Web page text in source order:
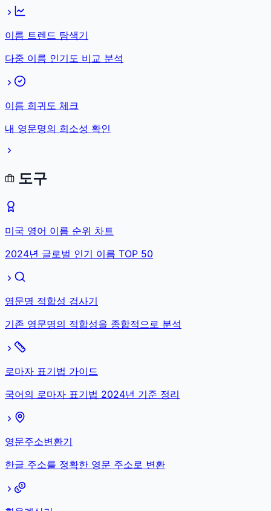
이름 트렌드 탐색기
다중 이름 인기도 비교 분석
이름 희귀도 체크
내 영문명의 희소성 확인
도구
미국 영어 이름 순위 차트
2024년 글로벌 인기 이름 TOP 50
영문명 적합성 검사기
기존 영문명의 적합성을 종합적으로 분석
로마자 표기법 가이드
국어의 로마자 표기법 2024년 기준 정리
영문주소변환기
한글 주소를 정확한 영문 주소로 변환